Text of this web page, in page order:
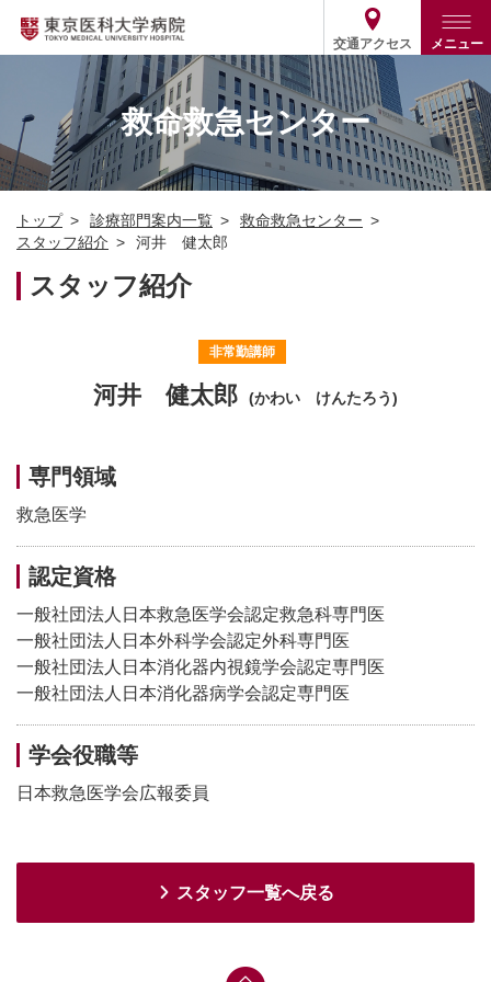
交通アクセス メニュー
トップ
外来・入院案内
外来
入院
患者支援・相談窓口
診療部門案内
診療部門案内一覧
医師・歯科医師等情報検索
病院案内
基本情報
役割・取り組み
医療関係の方
採用関連 ENGLISH
03-3342-6111
救命救急センター
トップ 診療部門案内一覧
救命救急センター
スタッフ紹介
河井 健太郎
スタッフ紹介
非常勤講師
河井 健太郎 (かわい けんたろう)
専門領域
救急医学
認定資格
一般社団法人日本救急医学会認定救急科専門医
一般社団法人日本外科学会認定外科専門医
一般社団法人日本消化器内視鏡学会認定専門医
一般社団法人日本消化器病学会認定専門医
学会役職等
日本救急医学会広報委員
スタッフ一覧へ戻る